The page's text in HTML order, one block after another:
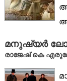
മനുഷ്യർ
രാജേഷ് കെ